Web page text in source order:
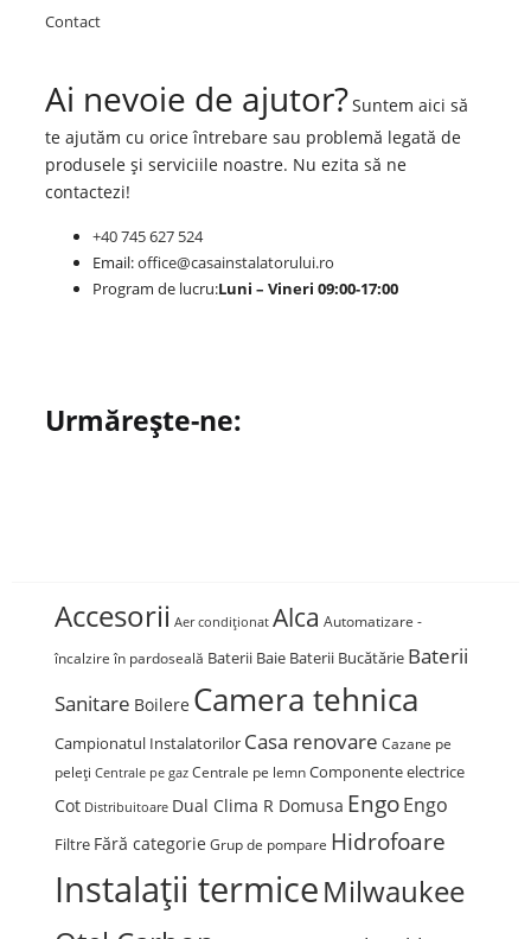
Contact
Ai nevoie de ajutor?Suntem aici să
te ajutăm cu orice întrebare sau problemă legată de
produsele și serviciile noastre. Nu ezita să ne
contactezi!
+40 745 627 524
Email:office@casainstalatorului.ro
Program de lucru:Luni – Vineri 09:00-17:00
Urmărește-ne:
Accesorii Aer condiționat Alca Automatizare -
încalzire în pardoseală Baterii Baie Baterii Bucătărie Baterii
Sanitare Boilere Camera tehnica
Campionatul Instalatorilor Casa renovare Cazane pe
peleți Centrale pe gaz Centrale pe lemn Componente electrice
Cot Distribuitoare Dual Clima R Domusa EngoEngo
Filtre Fără categorie Grup de pompare Hidrofoare
Instalații termiceMilwaukee